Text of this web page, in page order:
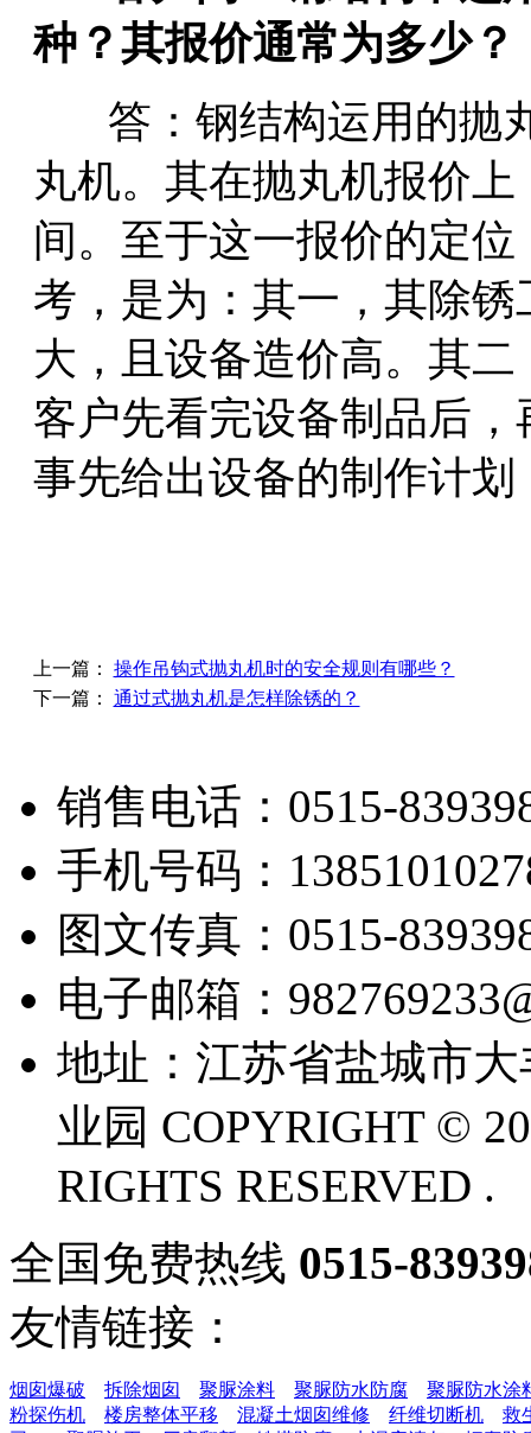
种？其报价通常为多少？
答：钢结构运用的抛
丸机。其在抛丸机报价
间。至于这一报价的定
考，是为：其一，其除
大，且设备造价高。其
客户先看完设备制品后
事先给出设备的制作计
上一篇： 操作吊钩式抛丸机时的安全规则有哪些？
下一篇： 通过式抛丸机是怎样除锈的？
销售电话：0515-
手机号码：
图文传真：0515-
电子邮箱：
地址：江苏省盐城市
业园 COPYRIGHT ©
RIGHTS RESERVED .
全国免费热线 0515-
友情链接：
烟囱爆破 拆除烟囱 聚脲涂料 聚脲防水防腐
聚脲防水涂
粉探伤机
楼房整体平移 混凝土烟囱维修 纤维切断机
救